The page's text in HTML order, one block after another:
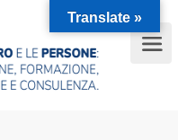
Translate »